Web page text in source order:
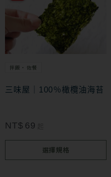
拌飯・佐餐
三味屋｜100％橄欖油海苔
NT$ 69
選擇規格
產
有
多
種
款
可